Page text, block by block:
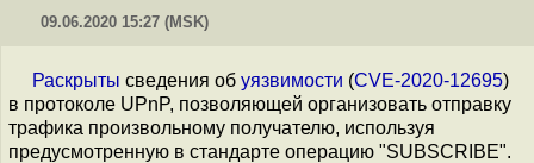
09.06.2020 15:27 (MSK)
Раскрыты сведения об уязвимости (CVE-2020-12695)
в протоколе UPnP, позволяющей организовать отправку
трафика произвольному получателю, используя
предусмотренную в стандарте операцию "SUBSCRIBE".